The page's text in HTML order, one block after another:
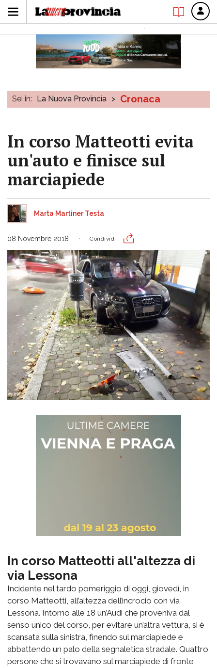
Sei in: La Nuova Provincia > Cronaca
In corso Matteotti evita
un'auto e finisce sul
marciapiede
Marta Martiner Testa
08 Novembre 2018 Condividi
In corso Matteotti all'altezza di
via Lessona
Incidente nel tardo pomeriggio di oggi, giovedì, in
corso Matteotti, all’altezza dell’incrocio con via
Lessona. Intorno alle 18 un’Audi che proveniva dal
senso unico del corso, per evitare un’altra vettura, si è
scansata sulla sinistra, finendo sul marciapiede e
abbattendo un palo della segnaletica stradale. Quattro
persone che si trovavano sul marciapiede di fronte